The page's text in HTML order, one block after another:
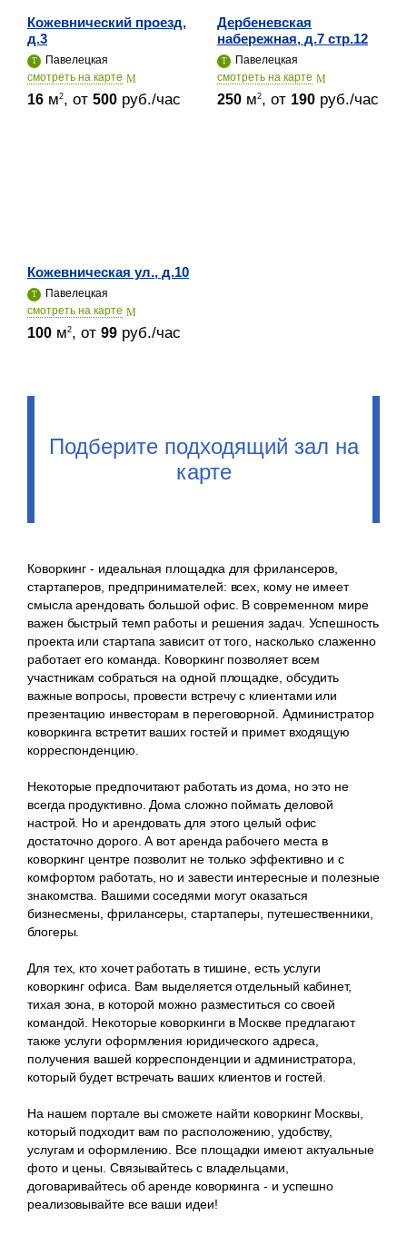
Кожевнический проезд,
д.3
Павелецкая
cмотреть на карте
16 м2, от 500 руб./час
Дербеневская
набережная, д.7 стр.12
Павелецкая
cмотреть на карте
250 м2, от 190 руб./час
Кожевническая ул., д.10
Павелецкая
cмотреть на карте
100 м2, от 99 руб./час
Подберите подходящий зал на
карте
Коворкинг - идеальная площадка для фрилансеров,
стартаперов, предпринимателей: всех, кому не имеет
смысла арендовать большой офис. В современном мире
важен быстрый темп работы и решения задач. Успешность
проекта или стартапа зависит от того, насколько слаженно
работает его команда. Коворкинг позволяет всем
участникам собраться на одной площадке, обсудить
важные вопросы, провести встречу с клиентами или
презентацию инвесторам в переговорной. Администратор
коворкинга встретит ваших гостей и примет входящую
корреспонденцию.
Некоторые предпочитают работать из дома, но это не
всегда продуктивно. Дома сложно поймать деловой
настрой. Но и арендовать для этого целый офис
достаточно дорого. А вот аренда рабочего места в
коворкинг центре позволит не только эффективно и с
комфортом работать, но и завести интересные и полезные
знакомства. Вашими соседями могут оказаться
бизнесмены, фрилансеры, стартаперы, путешественники,
блогеры.
Для тех, кто хочет работать в тишине, есть услуги
коворкинг офиса. Вам выделяется отдельный кабинет,
тихая зона, в которой можно разместиться со своей
командой. Некоторые коворкинги в Москве предлагают
также услуги оформления юридического адреса,
получения вашей корреспонденции и администратора,
который будет встречать ваших клиентов и гостей.
На нашем портале вы сможете найти коворкинг Москвы,
который подходит вам по расположению, удобству,
услугам и оформлению. Все площадки имеют актуальные
фото и цены. Связывайтесь с владельцами,
договаривайтесь об аренде коворкинга - и успешно
реализовывайте все ваши идеи!